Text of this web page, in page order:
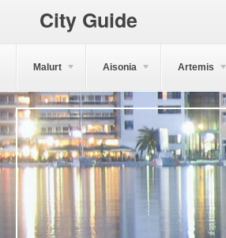
City Guide
Malurt Aisonia Artemis